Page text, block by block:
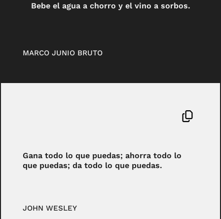
Bebe el agua a chorro y el vino a sorbos.
MARCO JUNIO BRUTO
Gana todo lo que puedas; ahorra todo lo
que puedas; da todo lo que puedas.
JOHN WESLEY